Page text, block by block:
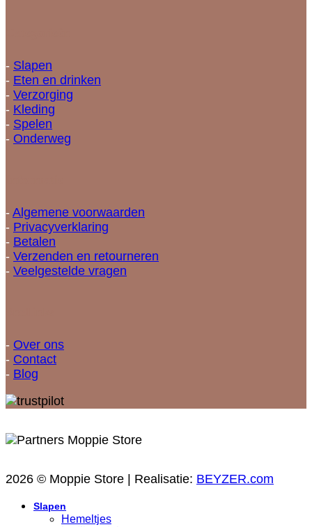
- Slapen
- Eten en drinken
- Verzorging
- Kleding
- Spelen
- Onderweg
- Algemene voorwaarden
- Privacyverklaring
- Betalen
- Verzenden en retourneren
- Veelgestelde vragen
- Over ons
- Contact
- Blog
2026 © Moppie Store | Realisatie: BEYZER.com
Slapen
Hemeltjes